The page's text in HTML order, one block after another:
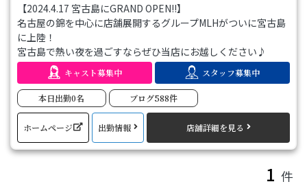
【2024.4.17 宮古島にGRAND OPEN!!】
名古屋の錦を中心に店舗展開するグループMLHがついに宮古島
に上陸！
宮古島で熱い夜を過ごすならぜひ当店にお越しください♪
圧倒的にハイレベルなキャストとサービスを揃えて皆さまをお
待ちしております!!
キャスト募集中 スタッフ募集中
本日出勤0名 ブログ588件
ホームページ 出勤情報 店舗詳細を見る
1 件